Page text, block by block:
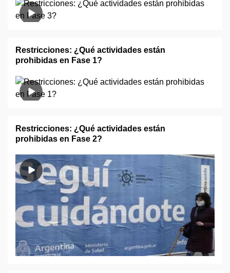
Restricciones: ¿Qué actividades están
prohibidas en Fase 1?
Restricciones: ¿Qué actividades están
prohibidas en Fase 2?